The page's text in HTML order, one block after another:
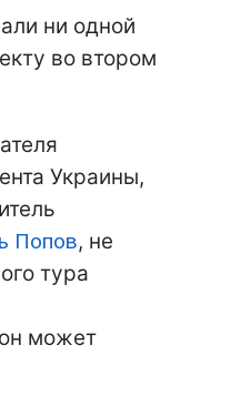
ни одной
во втором
Украины,
Попов, не
тура
может